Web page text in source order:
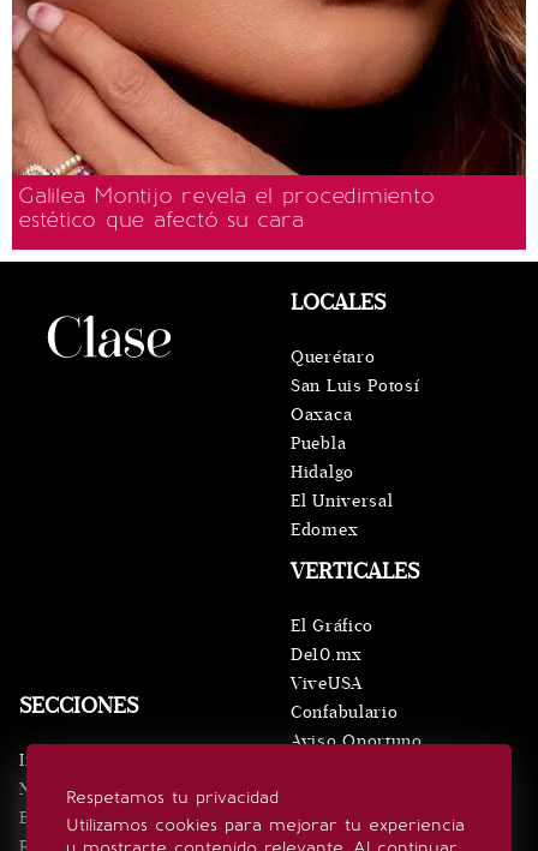
Galilea Montijo revela el procedimiento
estético que afectó su cara
Respetamos tu privacidad
Utilizamos cookies para mejorar tu experiencia
SECCIONES
Inicio
Noticias
Eventos
Realeza
VERTICALES
El Gráfico
De10.mx
ViveUSA
Confabulario
Aviso Oportuno
LOCALES
Querétaro
San Luis Potosí
Oaxaca
Puebla
Hidalgo
El Universal
Edomex